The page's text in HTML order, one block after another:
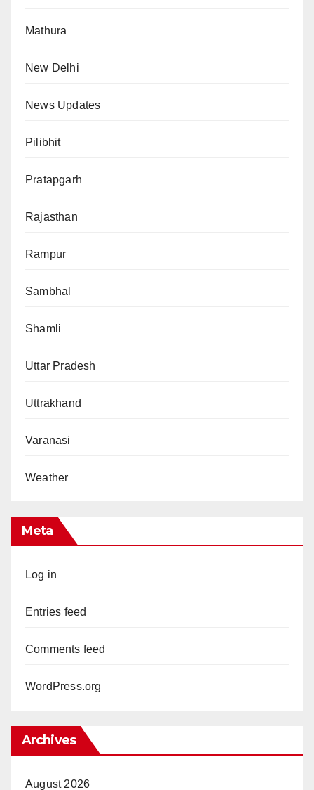
Mathura
New Delhi
News Updates
Pilibhit
Pratapgarh
Rajasthan
Rampur
Sambhal
Shamli
Uttar Pradesh
Uttrakhand
Varanasi
Weather
Meta
Log in
Entries feed
Comments feed
WordPress.org
Archives
August 2026